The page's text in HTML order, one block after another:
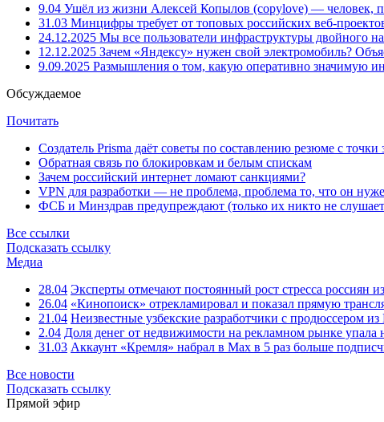
9.04 Ушёл из жизни Алексей Копылов (copylove) — человек,
31.03 Минцифры требует от топовых российских веб-
24.12.2025 Мы все пользователи инфраструктуры двойного
12.12.2025 Зачем «Яндексу» нужен свой электромобиль?
9.09.2025 Размышления о том, какую оперативно значимую
Обсуждаемое
Почитать
Создатель Prisma даёт советы по составлению резюме с точки
Обратная связь по блокировкам и белым спискам
Зачем российский интернет ломают санкциями?
VPN для разработки — не проблема, проблема то, что он
ФСБ и Минздрав предупреждают (только их никто не
Все ссылки
Подсказать ссылку
Медиа
28.04 Эксперты отмечают постоянный рост стресса россиян
26.04 «Кинопоиск» отрекламировал и показал прямую
21.04 Неизвестные узбекские разработчики с продюссером
2.04 Доля денег от недвижимости на рекламном рынке
31.03 Аккаунт «Кремля» набрал в Max в 5 раз больше
Все новости
Подсказать ссылку
Прямой эфир